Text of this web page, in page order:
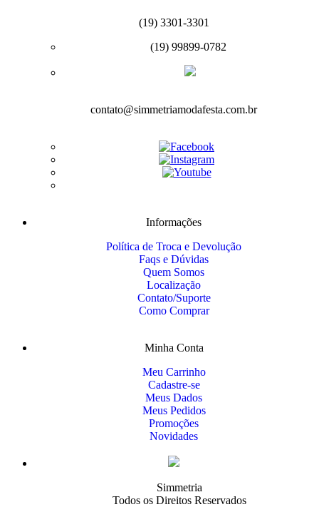
(19) 3301-3301
(19) 99899-0782
contato@simmetriamodafesta.com.br
Informações
Política de Troca e Devolução
Faqs e Dúvidas
Quem Somos
Localização
Contato/Suporte
Como Comprar
Minha Conta
Meu Carrinho
Cadastre-se
Meus Dados
Meus Pedidos
Promoções
Novidades
Simmetria
Todos os Direitos Reservados